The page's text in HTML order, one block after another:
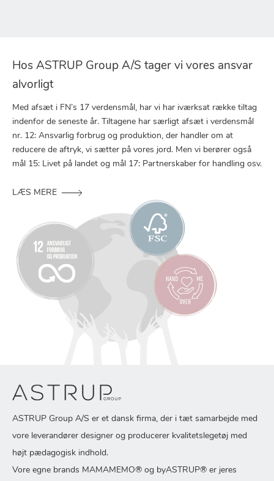
Hos ASTRUP Group A/S tager vi vores ansvar
alvorligt
Med afsæt i FN’s 17 verdensmål, har vi har iværksat række tiltag
indenfor de seneste år. Tiltagene har særligt afsæt i verdensmål
nr. 12: Ansvarlig forbrug og produktion, der handler om at
reducere de aftryk, vi sætter på vores jord. Men vi berører også
mål 15: Livet på landet og mål 17: Partnerskaber for handling osv.
LÆS MERE
ASTRUP Group A/S er et dansk firma, der i tæt samarbejde med
vore leverandører designer og producerer kvalitetslegetøj med
højt pædagogisk indhold.
Vore egne brands MAMAMEMO® og byASTRUP® er jeres